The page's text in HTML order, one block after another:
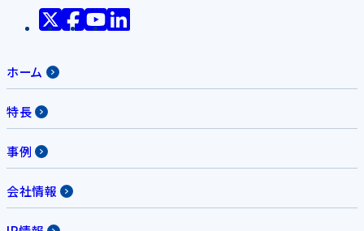
ホーム
特長
事例
会社情報